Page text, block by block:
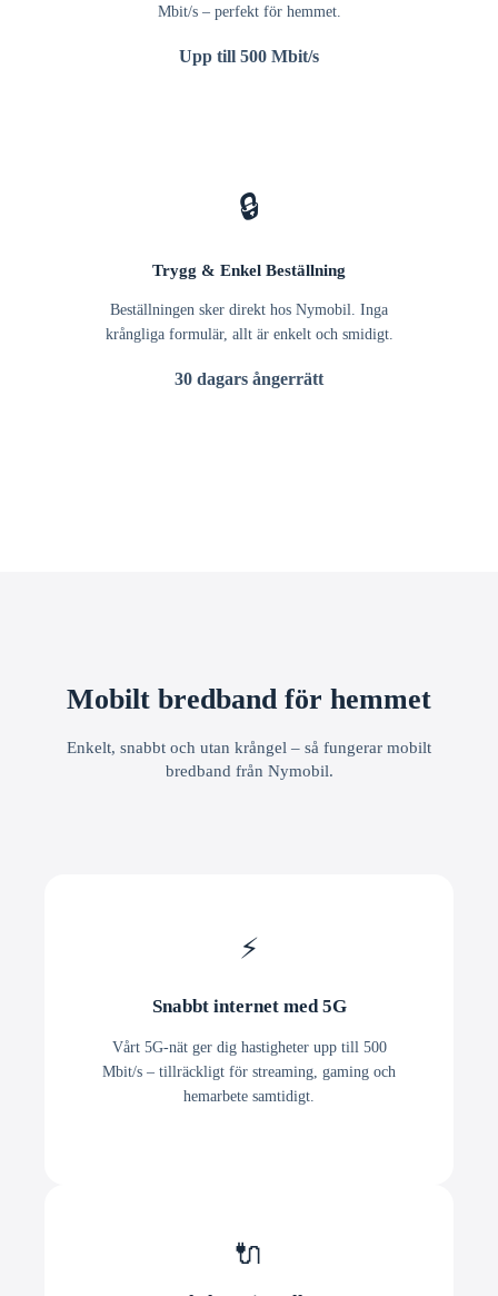
Mbit/s – perfekt för hemmet.
Upp till 500 Mbit/s
🔒
Trygg & Enkel Beställning
Beställningen sker direkt hos Nymobil. Inga
krångliga formulär, allt är enkelt och smidigt.
30 dagars ångerrätt
Mobilt bredband för hemmet
Enkelt, snabbt och utan krångel – så fungerar mobilt
bredband från Nymobil.
⚡
Snabbt internet med 5G
Vårt 5G-nät ger dig hastigheter upp till 500
Mbit/s – tillräckligt för streaming, gaming och
hemarbete samtidigt.
🔌